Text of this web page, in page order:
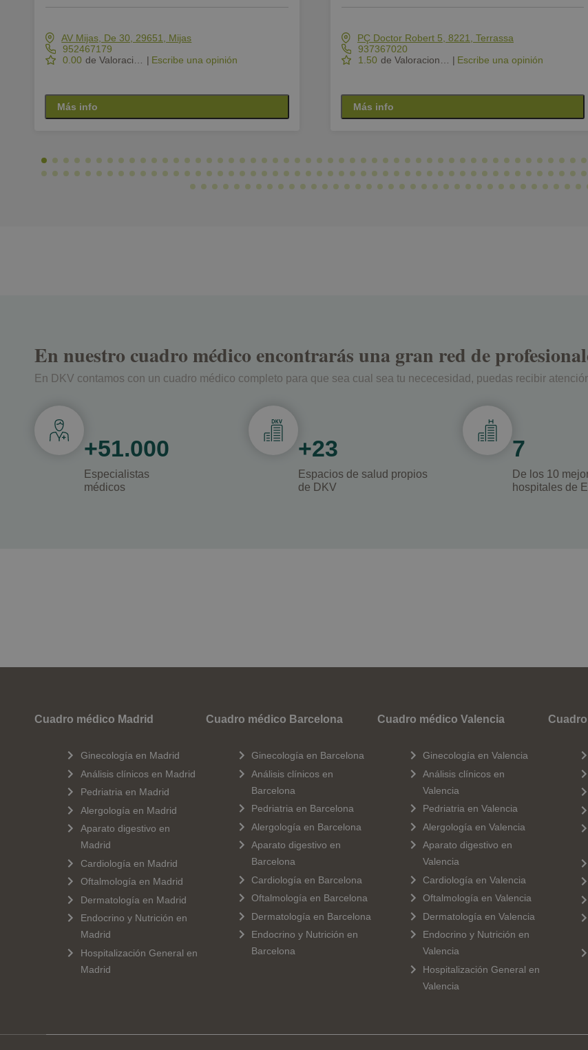
AV Mijas, De 30, 29651, Mijas
952467179
0.00
| Escribe una opinión
Más info
PÇ Doctor Robert 5, 8221, Terrassa
937367020
1.50
| Escribe una opinión
Más info
En nuestro cuadro médico encontrarás una gran red de
En DKV contamos con un cuadro médico completo para que sea cual sea tu nececesidad, puedas recibir
+51.000
Especialistas
médicos
+23
Espacios de salud propios
de DKV
7
De los 10
hospitales de
Cuadro médico Madrid
Ginecología en Madrid
Análisis clínicos en Madrid
Pedriatria en Madrid
Alergología en Madrid
Aparato digestivo en
Madrid
Cardiología en Madrid
Oftalmología en Madrid
Dermatología en Madrid
Endocrino y Nutrición en
Madrid
Hospitalización General en
Madrid
Cuadro médico Barcelona
Ginecología en Barcelona
Análisis clínicos en
Barcelona
Pedriatria en Barcelona
Alergología en Barcelona
Aparato digestivo en
Barcelona
Cardiología en Barcelona
Oftalmología en Barcelona
Dermatología en Barcelona
Endocrino y Nutrición en
Barcelona
Cuadro médico Valencia
Ginecología en Valencia
Análisis clínicos en
Valencia
Pedriatria en Valencia
Alergología en Valencia
Aparato digestivo en
Valencia
Cardiología en Valencia
Oftalmología en Valencia
Dermatología en Valencia
Endocrino y Nutrición en
Valencia
Hospitalización General en
Valencia